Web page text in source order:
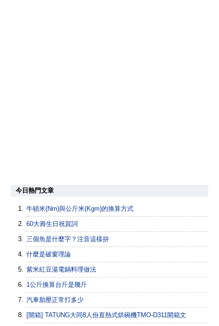
今日熱門文章
牛頓米(Nm)與公斤米(Kgm)的換算方式
60大壽生日祝賀詞
三個魚是什麼字？注音這樣拚
什麼是破窗理論
紫米紅豆湯電鍋料理做法
1公斤換算台斤是幾斤
汽車胎壓正常打多少
[開箱] TATUNG大同8人份直熱式烘碗機TMO-D311開箱文